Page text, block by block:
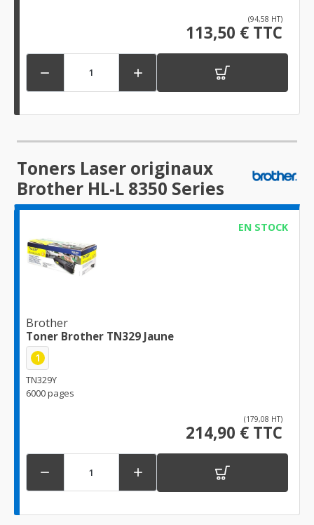
(94,58 HT)
113,50 € TTC
 
Toners Laser originaux
Brother HL-L 8350 Series
EN STOCK
Brother
Toner Brother TN329 Jaune
1
TN329Y
6000 pages
(179,08 HT)
214,90 € TTC
 